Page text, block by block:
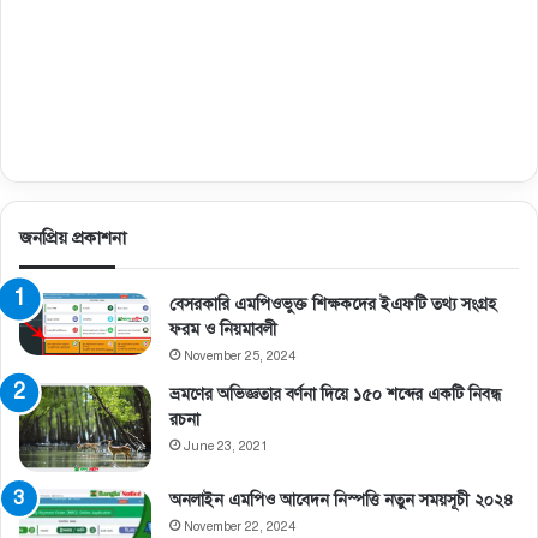
জনপ্রিয় প্রকাশনা
বেসরকারি এমপিওভুক্ত শিক্ষকদের ইএফটি তথ্য সংগ্রহ
ফরম ও নিয়মাবলী
November 25, 2024
ভ্রমণের অভিজ্ঞতার বর্ণনা দিয়ে ১৫০ শব্দের একটি নিবন্ধ
রচনা
June 23, 2021
অনলাইন এমপিও আবেদন নিস্পত্তি নতুন সময়সূচী ২০২৪
November 22, 2024